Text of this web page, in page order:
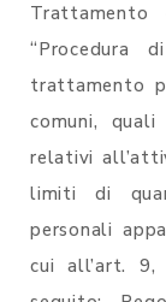
Trattamento
“Procedura
trattamento
comuni,
relativi
limiti di
personali
cui all’art. 9,